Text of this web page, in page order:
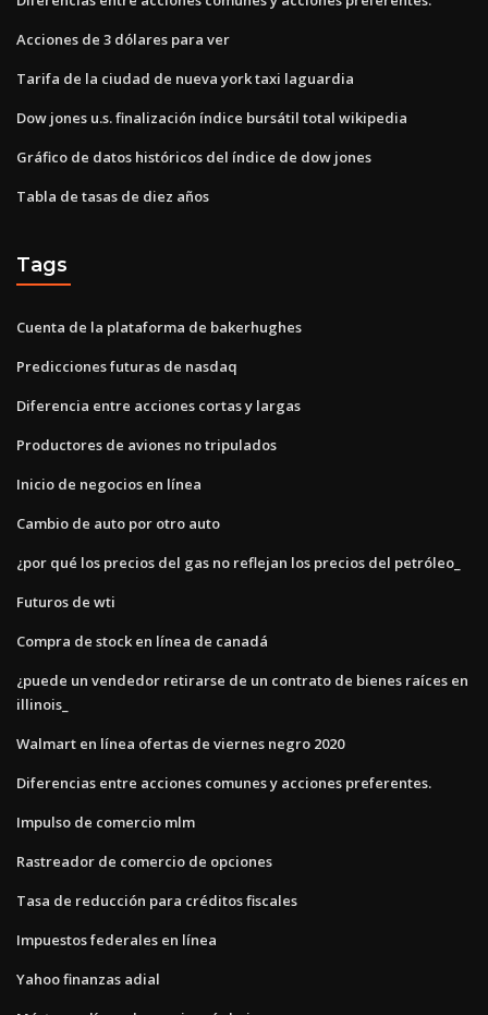
Acciones de 3 dólares para ver
Tarifa de la ciudad de nueva york taxi laguardia
Dow jones u.s. finalización índice bursátil total wikipedia
Gráfico de datos históricos del índice de dow jones
Tabla de tasas de diez años
Tags
Cuenta de la plataforma de bakerhughes
Predicciones futuras de nasdaq
Diferencia entre acciones cortas y largas
Productores de aviones no tripulados
Inicio de negocios en línea
Cambio de auto por otro auto
¿por qué los precios del gas no reflejan los precios del petróleo_
Futuros de wti
Compra de stock en línea de canadá
¿puede un vendedor retirarse de un contrato de bienes raíces en
illinois_
Walmart en línea ofertas de viernes negro 2020
Diferencias entre acciones comunes y acciones preferentes.
Impulso de comercio mlm
Rastreador de comercio de opciones
Tasa de reducción para créditos fiscales
Impuestos federales en línea
Yahoo finanzas adial